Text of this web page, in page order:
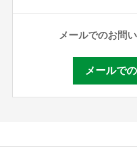
メールでのお問
メールで